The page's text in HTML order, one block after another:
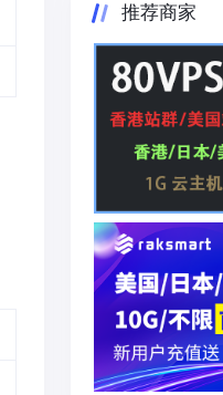
推荐商家